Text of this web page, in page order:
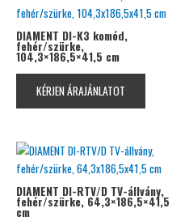
DIAMENT DI-K3 komód,
fehér/szürke,
104,3×186,5×41,5 cm
KÉRJEN ÁRAJÁNLATOT
DIAMENT DI-RTV/D TV-állvány,
fehér/szürke, 64,3×186,5×41,5
cm